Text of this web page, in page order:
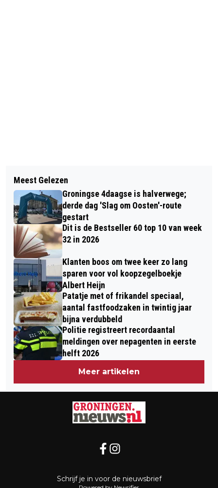
PRO EN CHRISTENUNIE BEZORGD
OVER DORPSHUIZEN DOOR LANDELIJK
EINDE SALDERINGSREGELING
GRONINGERS TERUGHOUDEND MET
GLASVEZEL: SLECHTS 27% VAN DE
ADRESSEN IS ACTIEF
Meest Gelezen
Groningse 4daagse is halverwege;
derde dag 'Slag om Oosten'-route
gestart
Dit is de Bestseller 60 top 10 van week
32 in 2026
Klanten boos om twee keer zo lang
sparen voor vol koopzegelboekje
Albert Heijn
Patatje met of frikandel speciaal,
aantal fastfoodzaken in twintig jaar
bijna verdubbeld
Politie registreert recordaantal
meldingen over nepagenten in eerste
helft 2026
Meer artikelen
Schrijf je in voor de nieuwsbrief